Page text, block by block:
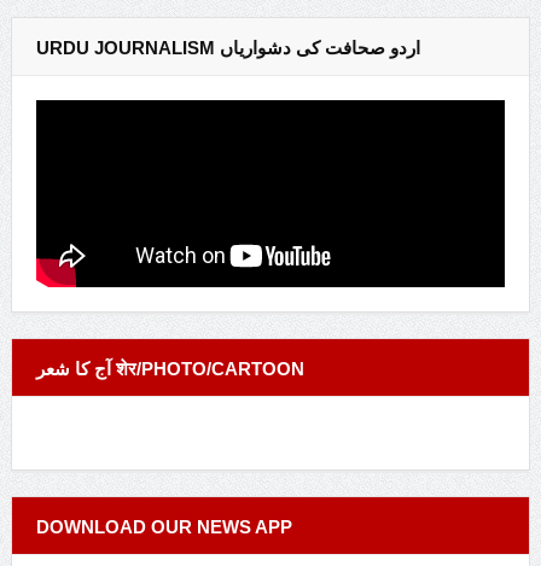
URDU JOURNALISM اردو صحافت کی دشواریاں
آج کا شعر शेर/PHOTO/CARTOON
DOWNLOAD OUR NEWS APP